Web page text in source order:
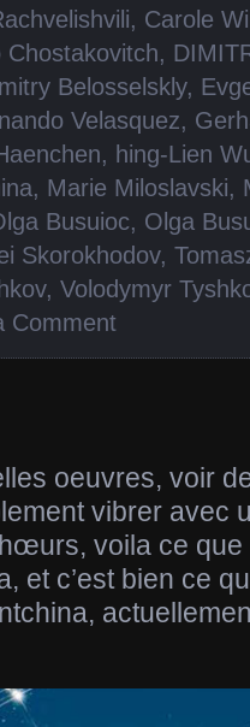
, Carole
Chostakovitch,
Belosselskly,
Velasquez,
, hing-Lien
, Marie Miloslavski,
Busuioc, Olga
Skorokhodov,
, Volodymyr
Comment
oeuvres, voir
vibrer avec
voila ce
et c’est bien ce